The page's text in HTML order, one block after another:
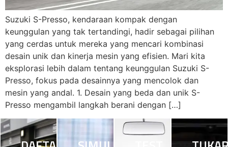
Suzuki S-Presso, kendaraan kompak dengan
keunggulan yang tak tertandingi, hadir sebagai pilihan
yang cerdas untuk mereka yang mencari kombinasi
desain unik dan kinerja mesin yang efisien. Mari kita
eksplorasi lebih dalam tentang keunggulan Suzuki S-
Presso, fokus pada desainnya yang mencolok dan
mesin yang andal. 1. Desain yang beda dan unik S-
Presso mengambil langkah berani dengan […]